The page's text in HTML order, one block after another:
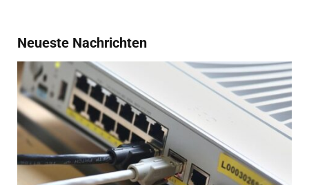
Neueste Nachrichten